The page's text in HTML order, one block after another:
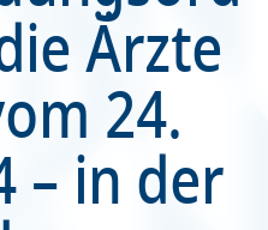
Ärzte
24.
– in der